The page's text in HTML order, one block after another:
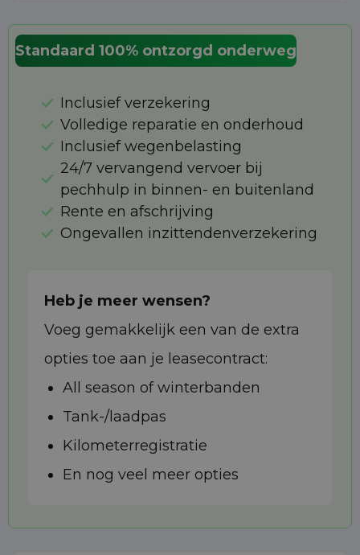
Standaard 100% ontzorgd onderweg
Inclusief verzekering
Volledige reparatie en onderhoud
Inclusief wegenbelasting
24/7 vervangend vervoer bij
pechhulp in binnen- en buitenland
Rente en afschrijving
Ongevallen inzittendenverzekering
Heb je meer wensen?
Voeg gemakkelijk een van de extra
opties toe aan je leasecontract:
All season of winterbanden
Tank-/laadpas
Kilometerregistratie
En nog veel meer opties